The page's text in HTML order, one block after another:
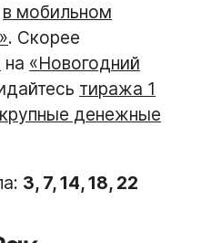
в мобильном
. Скорее
на «Новогодний
тиража 1
денежные
3, 7, 14, 18, 22